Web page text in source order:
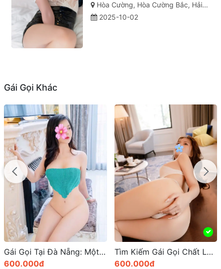
Hòa Cường, Hòa Cường Bắc, Hải Châu, Đà Nẵng
2025-10-02
Gái Gọi Khác
Tìm Kiếm Gái Gọi Chất Lượng Tại Bến Xe Liên Chiểu Đà Nẵng
600.000đ
Bảo Vy 2k4 – Gái gọi Nguyễn Tất Thành xinh đẹp và dịch vụ full
600.000đ